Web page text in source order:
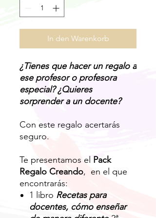
In den Warenkorb
¿Tienes que hacer un regalo a
ese profesor o profesora
especial? ¿Quieres
sorprender a un docente?
Con este regalo acertarás
seguro.
Te presentamos el Pack
Regalo Creando, en el que
encontrarás:
1 libro Recetas para
docentes, cómo enseñar